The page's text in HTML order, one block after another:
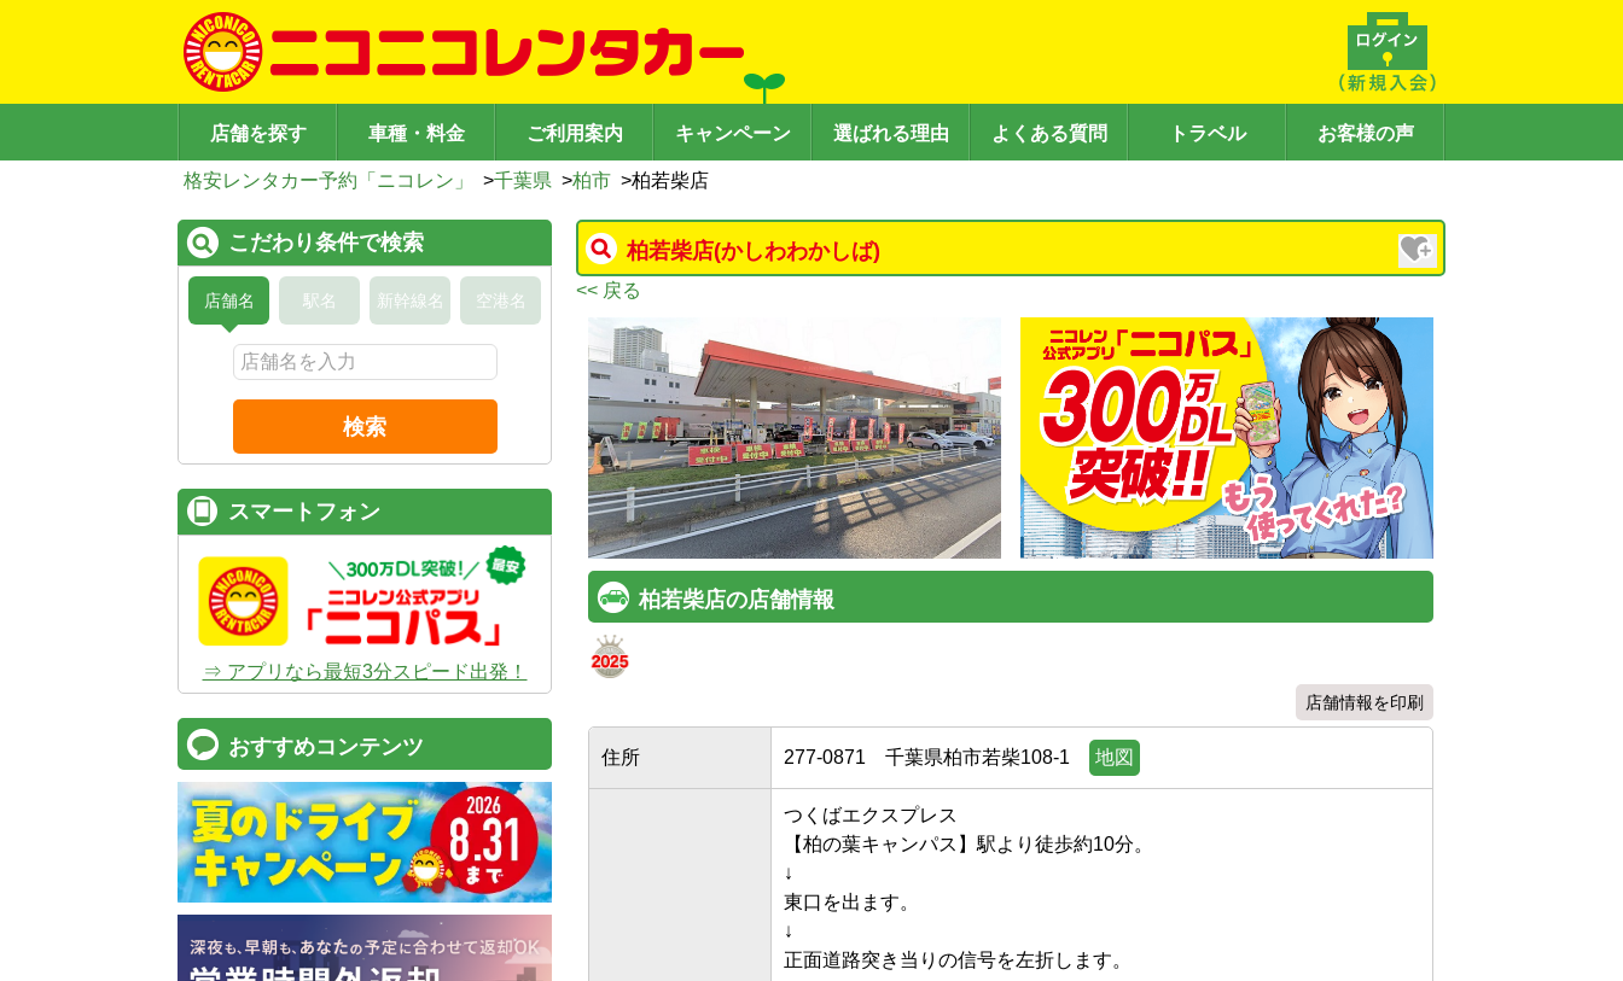
店舗を探す 車種・料金 ご利用案内 キャンペーン 選ばれる理由 よくある質問 トラベル お客様の声
格安レンタカー予約「ニコレン」 >千葉県 >柏市 >柏若柴店
柏若柴店(かしわわかしば)
<< 戻る
柏若柴店の店舗情報
店舗情報を印刷
住所 277-0871 千葉県柏市若柴108-1 地図
つくばエクスプレス
【柏の葉キャンパス】駅より徒歩約10分。
↓
東口を出ます。
↓
正面道路突き当りの信号を左折します。
こだわり条件で検索
店舗名 駅名 新幹線名 空港名
検索
スマートフォン
⇒ アプリなら最短3分スピード出発！
おすすめコンテンツ